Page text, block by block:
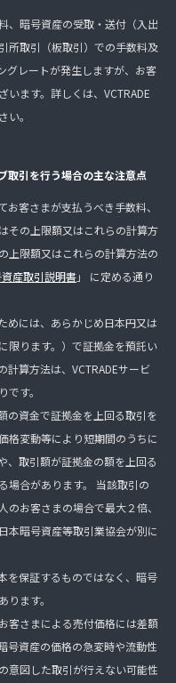
、暗号資産の受取・送付（入出
所取引（板取引）での手数料及
グレートが発生しますが、お客
ます。詳しくは、VCTRADE
い。
取引を行う場合の主な注意点
客さまが支払うべき手数料、
その上限額又はこれらの計算方
上限額又はこれらの計算方法の
産取引説明書」 に定める通り
めには、あらかじめ日本円又は
限ります。）で証拠金を預託い
計算方法は、VCTRADEサービ
です。
の資金で証拠金を上回る取引を
格変動等により短期間のうちに
、取引額が証拠金の額を上回る
場合があります。 当該取引の
お客さまの場合で最大２倍、
暗号資産等取引業協会が別に
を保証するものではなく、暗号
ます。
客さまによる売付価格には差額
号資産の価格の急変時や流動性
意図した取引が行えない可能性